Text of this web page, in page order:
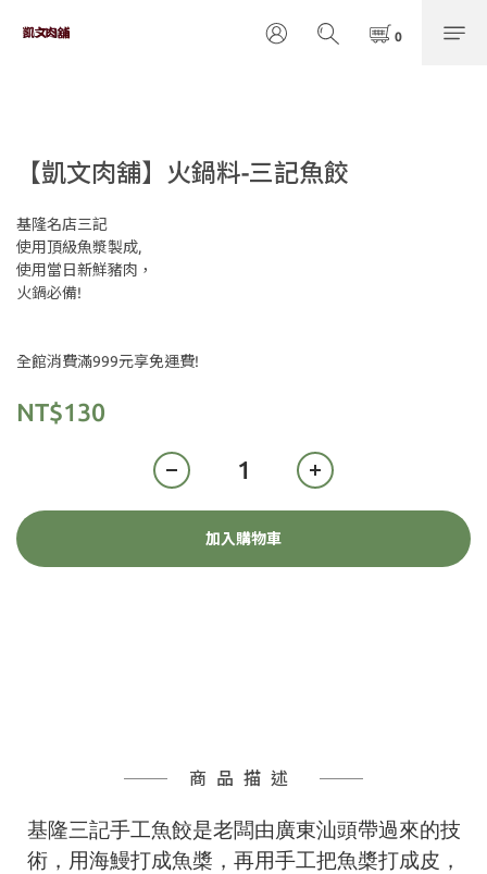
【凱文肉舖】火鍋料-三記魚餃
基隆名店三記
使用頂級魚漿製成,
使用當日新鮮豬肉，
火鍋必備!
全館消費滿999元享免運費!
NT$130
加入購物車
商品描述
基隆三記手工魚餃是老闆由廣東汕頭帶過來的技
術，用海鰻打成魚槳，再用手工把魚槳打成皮，